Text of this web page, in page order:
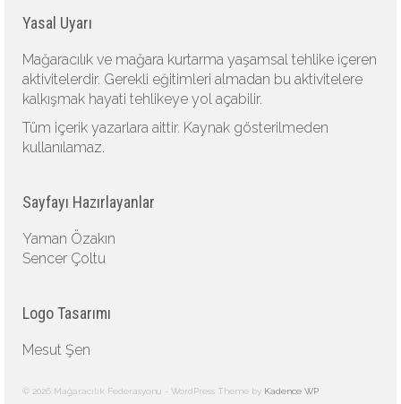
Yasal Uyarı
Mağaracılık ve mağara kurtarma yaşamsal tehlike içeren
aktivitelerdir. Gerekli eğitimleri almadan bu aktivitelere
kalkışmak hayati tehlikeye yol açabilir.
Tüm içerik yazarlara aittir. Kaynak gösterilmeden
kullanılamaz.
Sayfayı Hazırlayanlar
Yaman Özakın
Sencer Çoltu
Logo Tasarımı
Mesut Şen
© 2026 Mağaracılık Federasyonu - WordPress Theme by Kadence WP